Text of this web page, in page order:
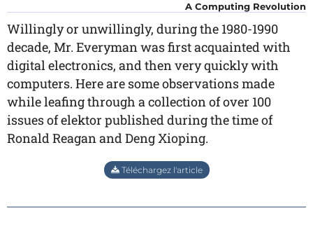
A Computing Revolution
Willingly or unwillingly, during the 1980-1990
decade, Mr. Everyman was first acquainted with
digital electronics, and then very quickly with
computers. Here are some observations made
while leafing through a collection of over 100
issues of elektor published during the time of
Ronald Reagan and Deng Xioping.
Téléchargez l'article